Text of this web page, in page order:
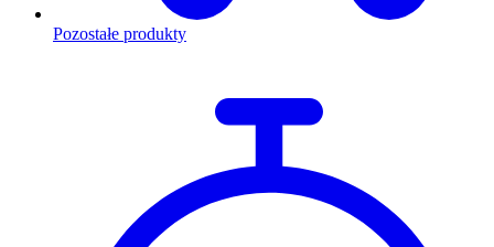
Pozostałe produkty